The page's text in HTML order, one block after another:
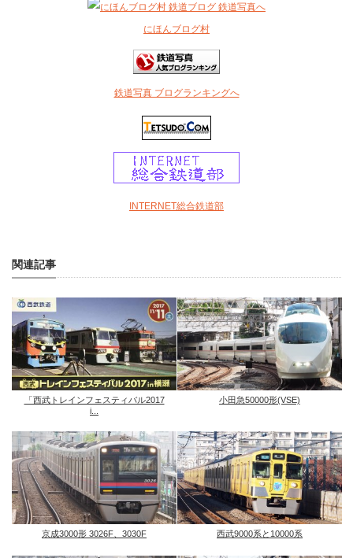
にほんブログ村
鉄道写真 ブログランキングへ
INTERNET総合鉄道部
関連記事
「西武トレインフェスティバル2017
i...
小田急50000形(VSE)
京成3000形 3026F、3030F 西武9000系と10000系